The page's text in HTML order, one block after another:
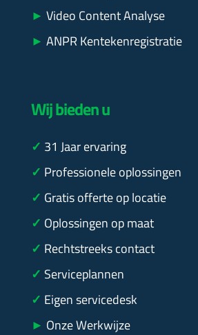
► Video Content Analyse
► ANPR Kentekenregistratie
Wij bieden u
✓ 31 Jaar ervaring
✓ Professionele oplossingen
✓ Gratis offerte op locatie
✓ Oplossingen op maat
✓ Rechtstreeks contact
✓ Serviceplannen
✓ Eigen servicedesk
► Onze Werkwijze